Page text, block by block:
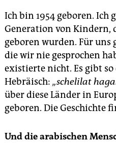
Ich bin 1954 geboren. Ich
Generation von Kindern,
geboren wurden. Für uns
die wir nie gesprochen
existierte nicht. Es gibt so
Hebräisch: „schelilat
über diese Länder in
geboren. Die Geschichte
Und die arabischen